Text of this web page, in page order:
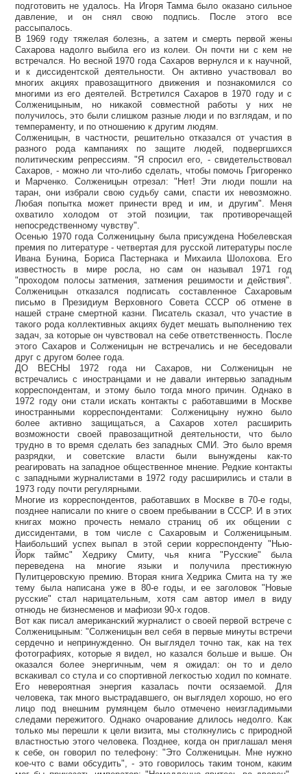
подготовить не удалось. На Игоря Тамма было оказано сильное
давление, и он снял свою подпись. После этого все
рассыпалось.
В 1969 году тяжелая болезнь, а затем и смерть первой жены
Сахарова надолго выбила его из колеи. Он почти ни с кем не
встречался. Но весной 1970 года Сахаров вернулся и к научной,
и к диссидентской деятельности. Он активно участвовал во
многих акциях правозащитного движения и познакомился со
многими из его деятелей. Встретился Сахаров в 1970 году и с
Солженицыным, но никакой совместной работы у них не
получилось, это были слишком разные люди и по взглядам, и по
темпераменту, и по отношению к другим людям.
Солженицын, в частности, решительно отказался от участия в
разного рода кампаниях по защите людей, подвергшихся
политическим репрессиям. "Я спросил его, - свидетельствовал
Сахаров, - можно ли что-либо сделать, чтобы помочь Григоренко
и Марченко. Солженицын отрезал: "Нет! Эти люди пошли на
таран, они избрали свою судьбу сами, спасти их невозможно.
Любая попытка может принести вред и им, и другим". Меня
охватило холодом от этой позиции, так противоречащей
непосредственному чувству".
Осенью 1970 года Солженицыну была присуждена Нобелевская
премия по литературе - четвертая для русской литературы после
Ивана Бунина, Бориса Пастернака и Михаила Шолохова. Его
известность в мире росла, но сам он называл 1971 год
"проходом полосы затмения, затмения решимости и действия".
Солженицын отказался подписать составленное Сахаровым
письмо в Президиум Верховного Совета СССР об отмене в
нашей стране смертной казни. Писатель сказал, что участие в
такого рода коллективных акциях будет мешать выполнению тех
задач, за которые он чувствовал на себе ответственность. После
этого Сахаров и Солженицын не встречались и не беседовали
друг с другом более года.
ДО ВЕСНЫ 1972 года ни Сахаров, ни Солженицын не
встречались с иностранцами и не давали интервью западным
корреспондентам, и этому было тогда много причин. Однако в
1972 году они стали искать контакты с работавшими в Москве
иностранными корреспондентами: Солженицыну нужно было
более активно защищаться, а Сахаров хотел расширить
возможности своей правозащитной деятельности, что было
трудно в то время сделать без западных СМИ. Это было время
разрядки, и советские власти были вынуждены как-то
реагировать на западное общественное мнение. Редкие контакты
с западными журналистами в 1972 году расширились и стали в
1973 году почти регулярными.
Многие из корреспондентов, работавших в Москве в 70-е годы,
позднее написали по книге о своем пребывании в СССР. И в этих
книгах можно прочесть немало страниц об их общении с
диссидентами, в том числе с Сахаровым и Солженицыным.
Наибольший успех выпал в этой серии корреспонденту "Нью-
Йорк таймс" Хедрику Смиту, чья книга "Русские" была
переведена на многие языки и получила престижную
Пулитцеровскую премию. Вторая книга Хедрика Смита на ту же
тему была написана уже в 80-е годы, и ее заголовок "Новые
русские" стал нарицательным, хотя сам автор имел в виду
отнюдь не бизнесменов и мафиози 90-х годов.
Вот как писал американский журналист о своей первой встрече с
Солженицыным: "Солженицын вел себя в первые минуты встречи
сердечно и непринужденно. Он выглядел точно так, как на тех
фотографиях, которые я видел, но казался больше и выше. Он
оказался более энергичным, чем я ожидал: он то и дело
вскакивал со стула и со спортивной легкостью ходил по комнате.
Его невероятная энергия казалась почти осязаемой. Для
человека, так много выстрадавшего, он выглядел хорошо, но его
лицо под внешним румянцем было отмечено неизгладимыми
следами пережитого. Однако очарование длилось недолго. Как
только мы перешли к цели визита, мы столкнулись с природной
властностью этого человека. Позднее, когда он приглашал меня
к себе, он говорил по телефону: "Это Солженицын. Мне нужно
кое-что с вами обсудить", - это говорилось таким тоном, каким